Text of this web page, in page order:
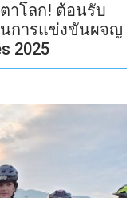
าโลก! ต้อนรับ
การแข่งขันผจญ
2025